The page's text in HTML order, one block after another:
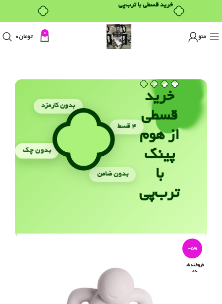
منو
0
تومان0
خرید
قسطی
از هوم
پینک
با
ترب‌پی
بدون کارمزد
۴ قسط
بدون چک
بدون ضامن
-5%
فروخته ش
ده